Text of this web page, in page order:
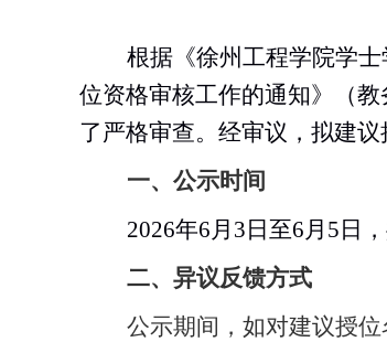
根据《徐州工程学院学
位资格审核工作的通知》（教
了严格审查。经审议，拟建
一、公示时间
2026年6月 3 日至6月 5 日
二、异议反馈方式
公示期间，如对建议授